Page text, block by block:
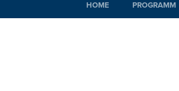
HOME PROGRAMM